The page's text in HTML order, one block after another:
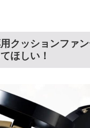
クッションファ
ほしい！